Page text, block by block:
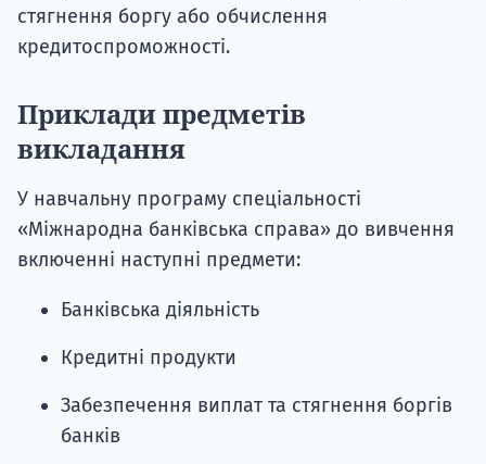
стягнення боргу або обчислення
кредитоспроможності.
Приклади предметів
викладання
У навчальну програму спеціальності
«Міжнародна банківська справа» до вивчення
включенні наступні предмети:
Банківська діяльність
Кредитні продукти
Забезпечення виплат та стягнення боргів
банків